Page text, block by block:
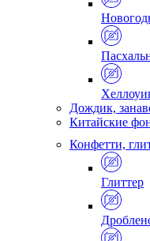
Дождик,
Китайские
Конфетти,
Глиттер